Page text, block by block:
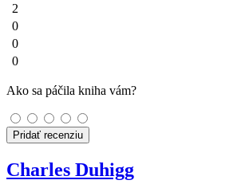
2
0
0
0
Ako sa páčila kniha vám?
Pridať recenziu
Charles Duhigg